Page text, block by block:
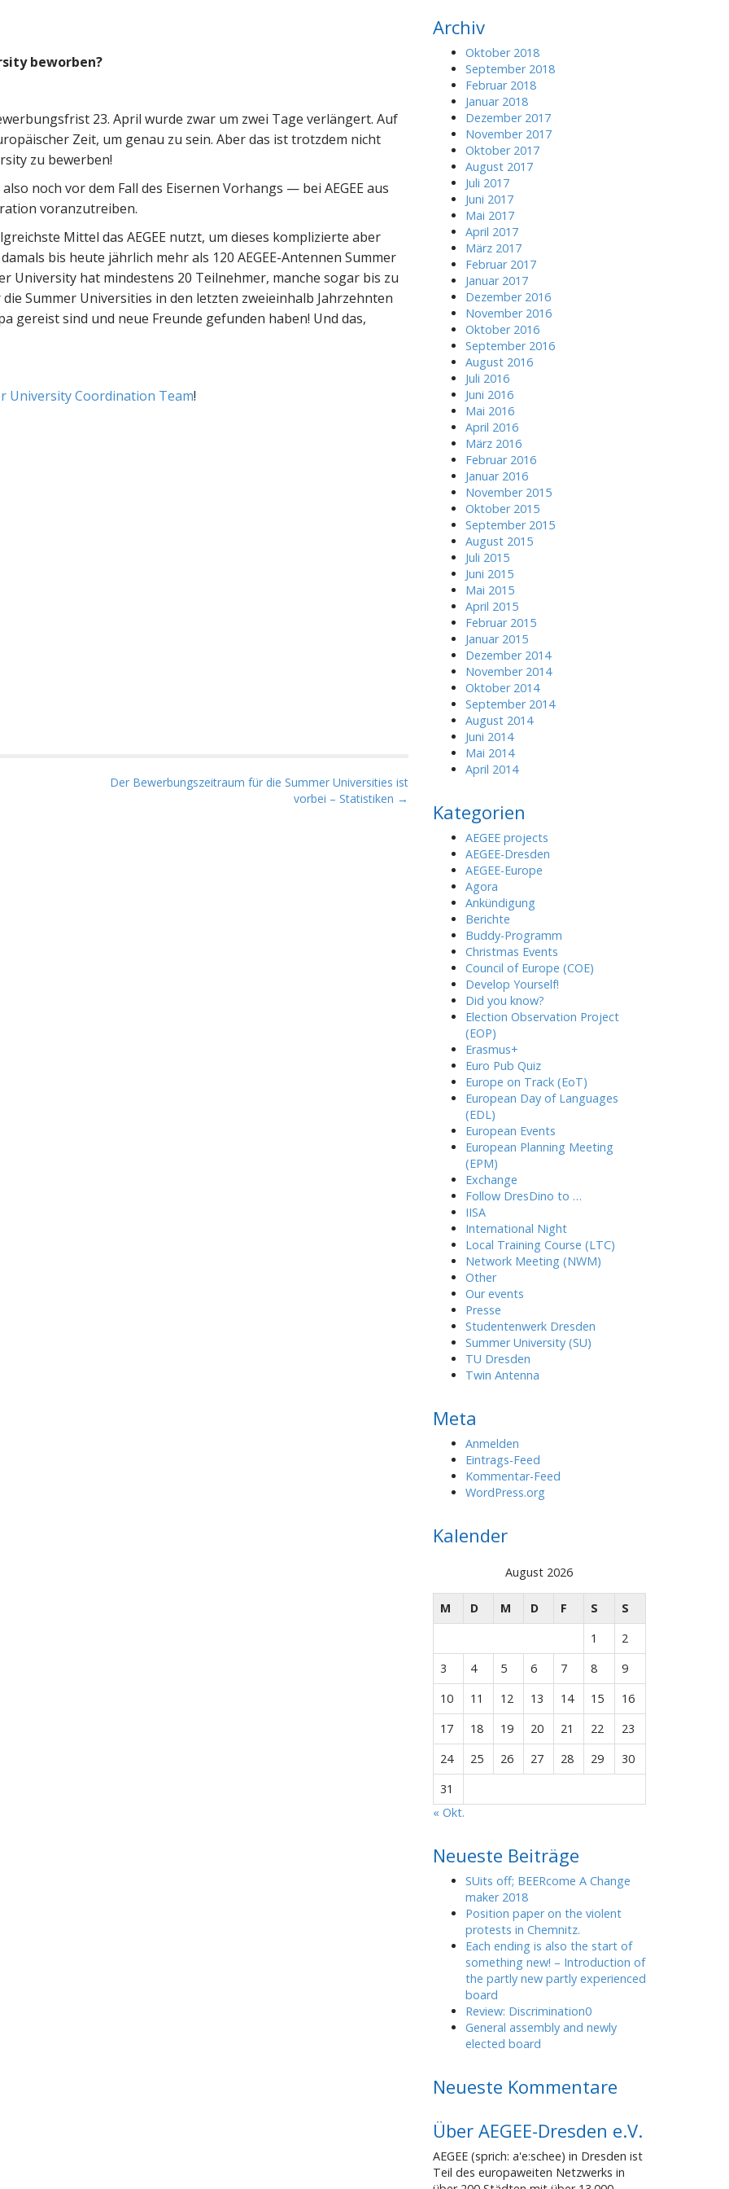
beworben?
23. April wurde zwar um zwei Tage verlängert. Auf
Zeit, um genau zu sein. Aber das ist trotzdem nicht
zu bewerben!
noch vor dem Fall des Eisernen Vorhangs — bei AEGEE aus
voranzutreiben.
Mittel das AEGEE nutzt, um dieses komplizierte aber
bis heute jährlich mehr als 120 AEGEE-Antennen Summer
University hat mindestens 20 Teilnehmer, manche sogar bis zu
die Summer Universities in den letzten zweieinhalb Jahrzehnten
gereist sind und neue Freunde gefunden haben! Und das,
University Coordination Team!
Der Bewerbungszeitraum für die Summer Universities ist
vorbei – Statistiken →
c
Archiv
Oktober 2018
September 2018
Februar 2018
Januar 2018
Dezember 2017
November 2017
Oktober 2017
August 2017
Juli 2017
Juni 2017
Mai 2017
April 2017
März 2017
Februar 2017
Januar 2017
Dezember 2016
November 2016
Oktober 2016
September 2016
August 2016
Juli 2016
Juni 2016
Mai 2016
April 2016
März 2016
Februar 2016
Januar 2016
November 2015
Oktober 2015
September 2015
August 2015
Juli 2015
Juni 2015
Mai 2015
April 2015
Februar 2015
Januar 2015
Dezember 2014
November 2014
Oktober 2014
September 2014
August 2014
Juni 2014
Mai 2014
April 2014
Kategorien
AEGEE projects
AEGEE-Dresden
AEGEE-Europe
Agora
Ankündigung
Berichte
Buddy-Programm
Christmas Events
Council of Europe (COE)
Develop Yourself!
Did you know?
Election Observation Project
(EOP)
Erasmus+
Euro Pub Quiz
Europe on Track (EoT)
European Day of Languages
(EDL)
European Events
European Planning Meeting
(EPM)
Exchange
Follow DresDino to …
IISA
International Night
Local Training Course (LTC)
Network Meeting (NWM)
Other
Our events
Presse
Studentenwerk Dresden
Summer University (SU)
TU Dresden
Twin Antenna
Meta
Anmelden
Eintrags-Feed
Kommentar-Feed
WordPress.org
Kalender
August 2026
M D M D F S
S
1
2
3
4 5 6 7 8
9
10
11 12 13 14 15
16
17
18 19 20 21 22
23
24
25 26 27 28 29
30
31
« Okt.
Neueste Beiträge
SUits off; BEERcome A Change
maker 2018
Position paper on the violent
protests in Chemnitz.
Each ending is also the start of
something new! – Introduction of
the partly new partly experienced
board
Review: Discrimination0
General assembly and newly
elected board
Neueste Kommentare
Über AEGEE-Dresden e.V.
AEGEE (sprich: a'e:schee) in Dresden ist
Teil des europaweiten Netzwerks in